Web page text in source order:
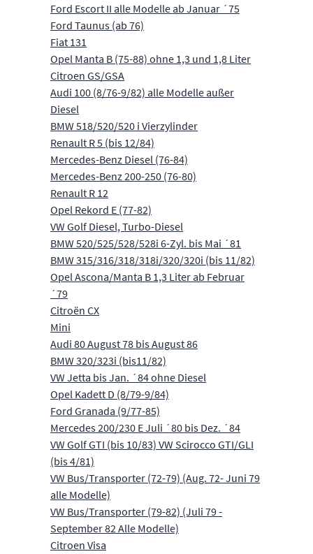
Ford Escort II alle Modelle ab Januar ´75
Ford Taunus (ab 76)
Fiat 131
Opel Manta B (75-88) ohne 1,3 und 1,8 Liter
Citroen GS/GSA
Audi 100 (8/76-9/82) alle Modelle außer
Diesel
BMW 518/520/520 i Vierzylinder
Renault R 5 (bis 12/84)
Mercedes-Benz Diesel (76-84)
Mercedes-Benz 200-250 (76-80)
Renault R 12
Opel Rekord E (77-82)
VW Golf Diesel, Turbo-Diesel
BMW 520/525/528/528i 6-Zyl. bis Mai ´81
BMW 315/316/318/318i/320/320i (bis 11/82)
Opel Ascona/Manta B 1,3 Liter ab Februar
´79
Citroën CX
Mini
Audi 80 August 78 bis August 86
BMW 320/323i (bis11/82)
VW Jetta bis Jan. ´84 ohne Diesel
Opel Kadett D (8/79-9/84)
Ford Granada (9/77-85)
Mercedes 200/230 E Juli ´80 bis Dez. ´84
VW Golf GTI (bis 10/83) VW Scirocco GTI/GLI
(bis 4/81)
VW Bus/Transporter (72-79) (Aug. 72- Juni 79
alle Modelle)
VW Bus/Transporter (79-82) (Juli 79 -
September 82 Alle Modelle)
Citroen Visa